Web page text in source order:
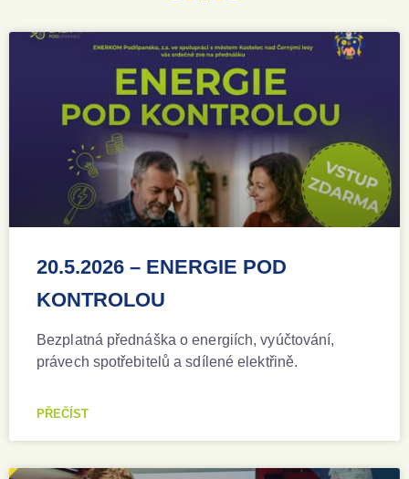
20.5.2026 – ENERGIE POD
KONTROLOU
Bezplatná přednáška o energiích, vyúčtování,
právech spotřebitelů a sdílené elektřině.
PŘEČÍST